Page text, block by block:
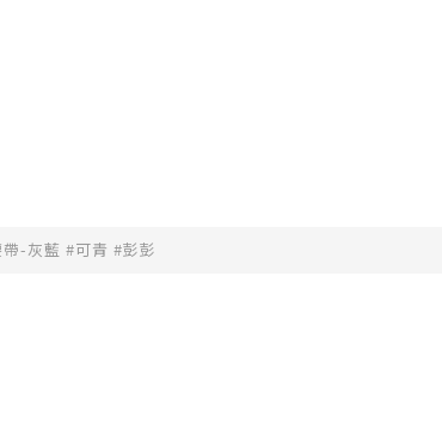
-灰藍 #可青 #彭彭